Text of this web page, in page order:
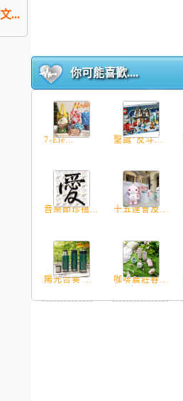
...
你可能喜歡....
7-Ele... 聖誕“反斗...
音樂節珍禧... 十五運會及...
陽光合奏 ... 咖啡農莊春...